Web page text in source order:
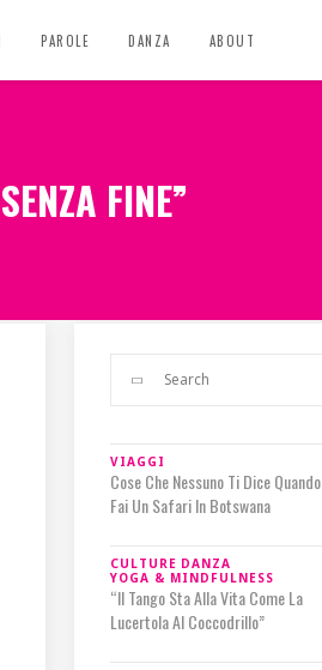
PAROLE DANZA ABOUT
FINE”
VIAGGI
Cose Che Nessuno Ti Dice Quando
Fai Un Safari In Botswana
CULTURE DANZA
YOGA & MINDFULNESS
“Il Tango Sta Alla Vita Come La
Lucertola Al Coccodrillo”